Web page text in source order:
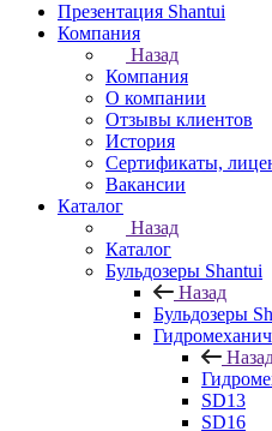
Презентация Shantui
Компания
Назад
Компания
О компании
Отзывы клиентов
История
Сертификаты,
Вакансии
Каталог
Назад
Каталог
Бульдозеры Shantui
Назад
Бульдозеры
SD13
SD16